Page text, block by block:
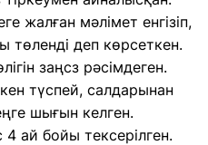
жалған мәлімет енгізіп,
төленді деп көрсеткен.
заңсз рәсімдеген.
түспей, салдарынан
шығын келген.
ай бойы тексерілген.